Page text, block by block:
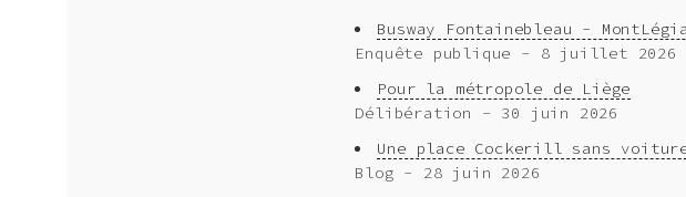
Busway Fontainebleau -
Enquête publique - 8 juillet 2026
Pour la métropole de Liège
Délibération - 30 juin 2026
Une place Cockerill sans
Blog - 28 juin 2026